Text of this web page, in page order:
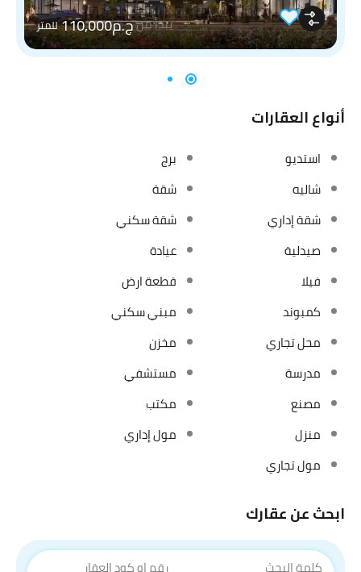
يبدأ منج.م110,000 للمتر
أنواع العقارات
استديو
برج
شاليه
شقة
شقة إداري
شقة سكني
صيدلية
عيادة
فيلا
قطعة ارض
كمبوند
مبني سكني
محل تجاري
مخزن
مدرسة
مستشفي
مصنع
مكتب
منزل
مول إداري
مول تجاري
ابحث عن عقارك